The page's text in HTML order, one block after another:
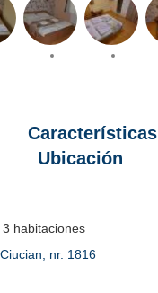
Características
Ubicación
3 habitaciones
Ciucian, nr. 1816